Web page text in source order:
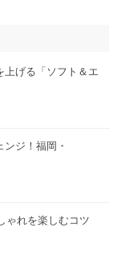
上げる「ソフト＆エ
ジ！福岡・
ゃれを楽しむコツ